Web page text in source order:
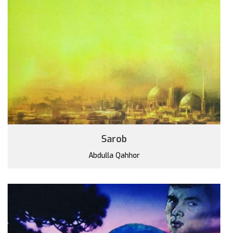
Sarob
Abdulla Qahhor